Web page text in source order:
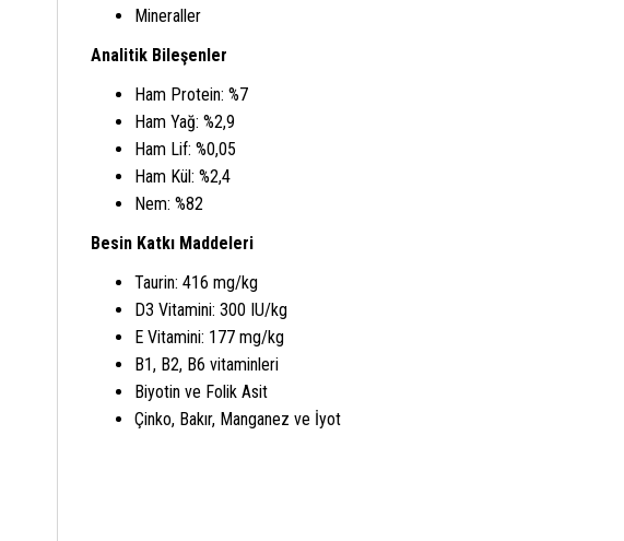
Mineraller
Analitik Bileşenler
Ham Protein: %7
Ham Yağ: %2,9
Ham Lif: %0,05
Ham Kül: %2,4
Nem: %82
Besin Katkı Maddeleri
Taurin: 416 mg/kg
D3 Vitamini: 300 IU/kg
E Vitamini: 177 mg/kg
B1, B2, B6 vitaminleri
Biyotin ve Folik Asit
Çinko, Bakır, Manganez ve İyot